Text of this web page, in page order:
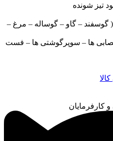
تیز شونده
– گاو – گوساله – مرغ –
ها – سوپرگوشتی ها – فست
کارفرمایان